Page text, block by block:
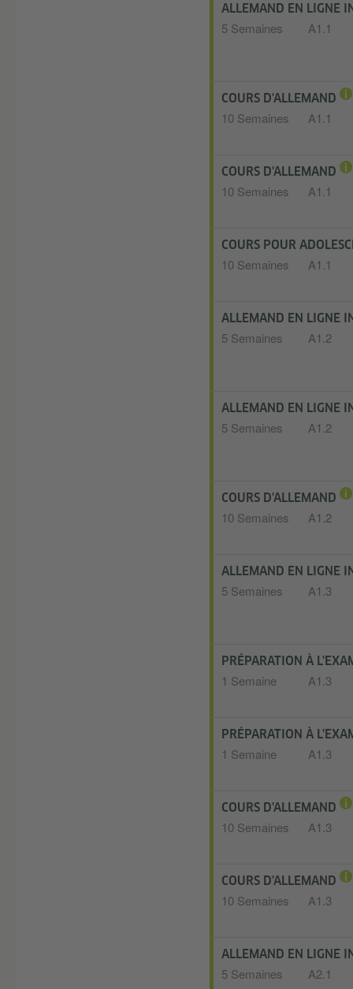
ALLEMAND EN LIGNE
5 Semaines A1.1
COURS D'ALLEMAND
10 Semaines A1.1
COURS D'ALLEMAND
10 Semaines A1.1
COURS POUR
10 Semaines A1.1
ALLEMAND EN LIGNE
5 Semaines A1.2
ALLEMAND EN LIGNE
5 Semaines A1.2
COURS D'ALLEMAND
10 Semaines A1.2
ALLEMAND EN LIGNE
5 Semaines A1.3
PRÉPARATION À
1 Semaine A1.3
PRÉPARATION À
1 Semaine A1.3
COURS D'ALLEMAND
10 Semaines A1.3
COURS D'ALLEMAND
10 Semaines A1.3
ALLEMAND EN LIGNE
5 Semaines A2.1